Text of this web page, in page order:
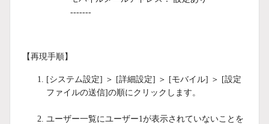
-------
【再現手順】
[システム設定] ＞ [詳細設定] ＞ [モバイル] ＞ [設定
ファイルの送信]の順にクリックします。
ユーザー一覧にユーザー1が表示されていないことを